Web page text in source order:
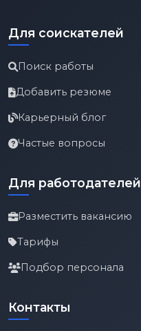
Для соискателей
Поиск работы
Добавить резюме
Карьерный блог
Частые вопросы
Для работодателей
Разместить вакансию
Тарифы
Подбор персонала
Контакты